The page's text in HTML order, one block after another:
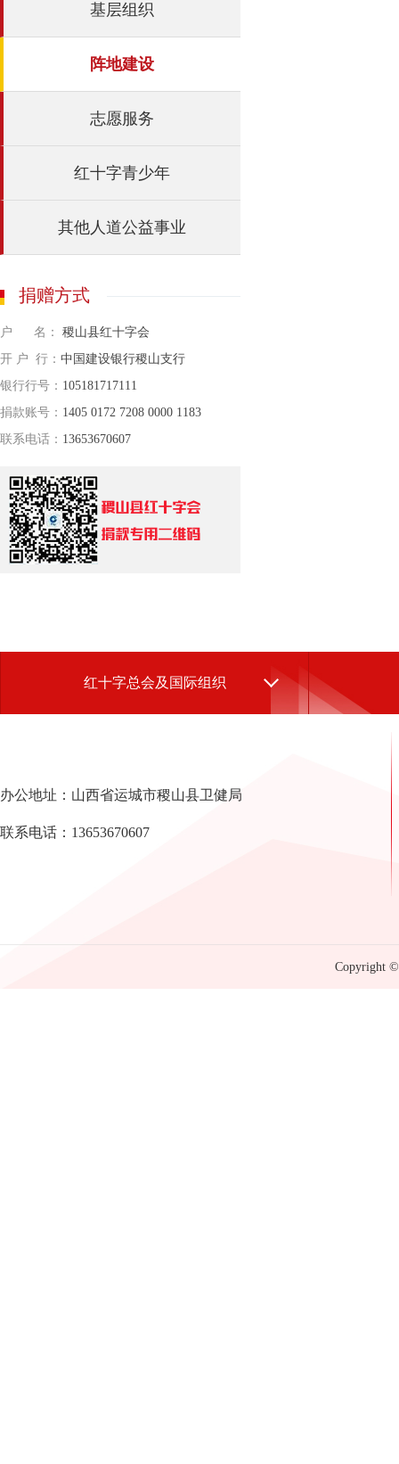
基层组织
阵地建设
志愿服务
红十字青少年
其他人道公益事业
捐赠方式
户 名：
稷山县红十字会
开 户 行： 中国建设银行稷山支行
银行行号： 105181717111
捐款账号： 1405 0172 7208 0000 1183
联系电话： 13653670607
红十字总会及国际组织
办公地址：山西省运城市稷山县卫健局
联系电话：13653670607
Copyright